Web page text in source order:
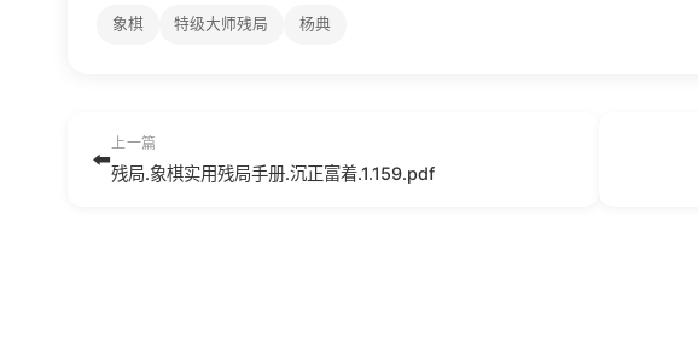
象棋 特级大师残局 杨典
⬅️
上一篇
残局.象棋实用残局手册.沉正富着.1.159.pdf